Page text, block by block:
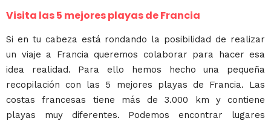
Visita las 5 mejores playas de Francia
Si en tu cabeza está rondando la posibilidad de realizar
un viaje a Francia queremos colaborar para hacer esa
idea realidad. Para ello hemos hecho una pequeña
recopilación con las 5 mejores playas de Francia. Las
costas francesas tiene más de 3.000 km y contiene
playas muy diferentes. Podemos encontrar lugares